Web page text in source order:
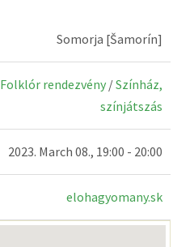
Somorja [Šamorín]
Folklór rendezvény /Színház,
színjátszás
2023. March 08., 19:00 - 20:00
elohagyomany.sk